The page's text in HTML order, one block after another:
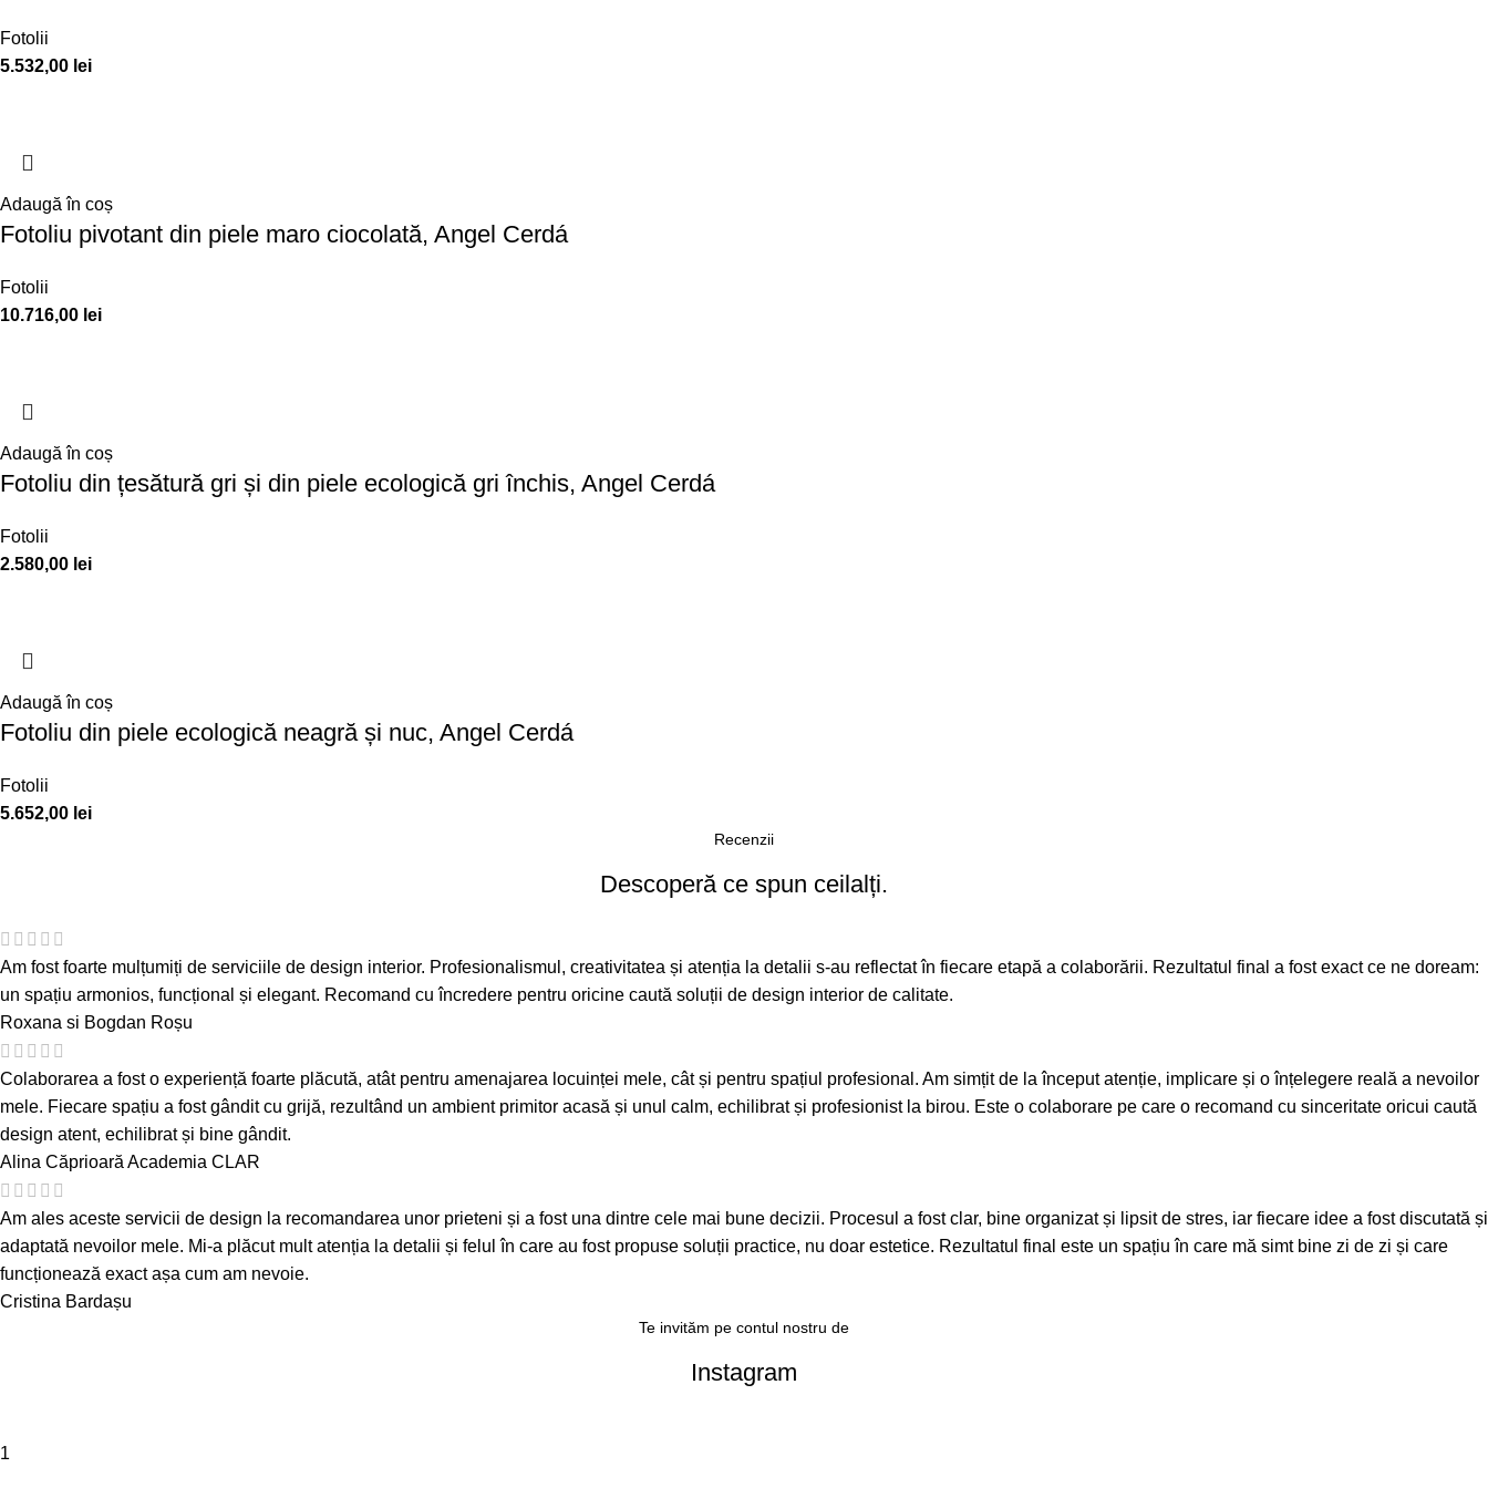
Fotolii
5.532,00 lei
Adaugă în coș
Fotoliu pivotant din piele maro ciocolată, Angel Cerdá
Fotolii
10.716,00 lei
Adaugă în coș
Fotoliu din țesătură gri și din piele ecologică gri închis, Angel Cerdá
Fotolii
2.580,00 lei
Adaugă în coș
Fotoliu din piele ecologică neagră și nuc, Angel Cerdá
Fotolii
5.652,00 lei
Recenzii
Descoperă ce spun ceilalți.
Am fost foarte mulțumiți de serviciile de design interior. Profesionalismul, creativitatea și atenția la detalii s-au reflectat în fiecare etapă a colaborării. Rezultatul final a fost exact ce ne doream:
un spațiu armonios, funcțional și elegant. Recomand cu încredere pentru oricine caută soluții de design interior de calitate.
Roxana si Bogdan Roșu
Colaborarea a fost o experiență foarte plăcută, atât pentru amenajarea locuinței mele, cât și pentru spațiul profesional. Am simțit de la început atenție, implicare și o înțelegere reală a nevoilor
mele. Fiecare spațiu a fost gândit cu grijă, rezultând un ambient primitor acasă și unul calm, echilibrat și profesionist la birou. Este o colaborare pe care o recomand cu sinceritate oricui caută
design atent, echilibrat și bine gândit.
Alina Căprioară Academia CLAR
Am ales aceste servicii de design la recomandarea unor prieteni și a fost una dintre cele mai bune decizii. Procesul a fost clar, bine organizat și lipsit de stres, iar fiecare idee a fost discutată și
adaptată nevoilor mele. Mi-a plăcut mult atenția la detalii și felul în care au fost propuse soluții practice, nu doar estetice. Rezultatul final este un spațiu în care mă simt bine zi de zi și care
funcționează exact așa cum am nevoie.
Cristina Bardașu
Te invităm pe contul nostru de
Instagram
1